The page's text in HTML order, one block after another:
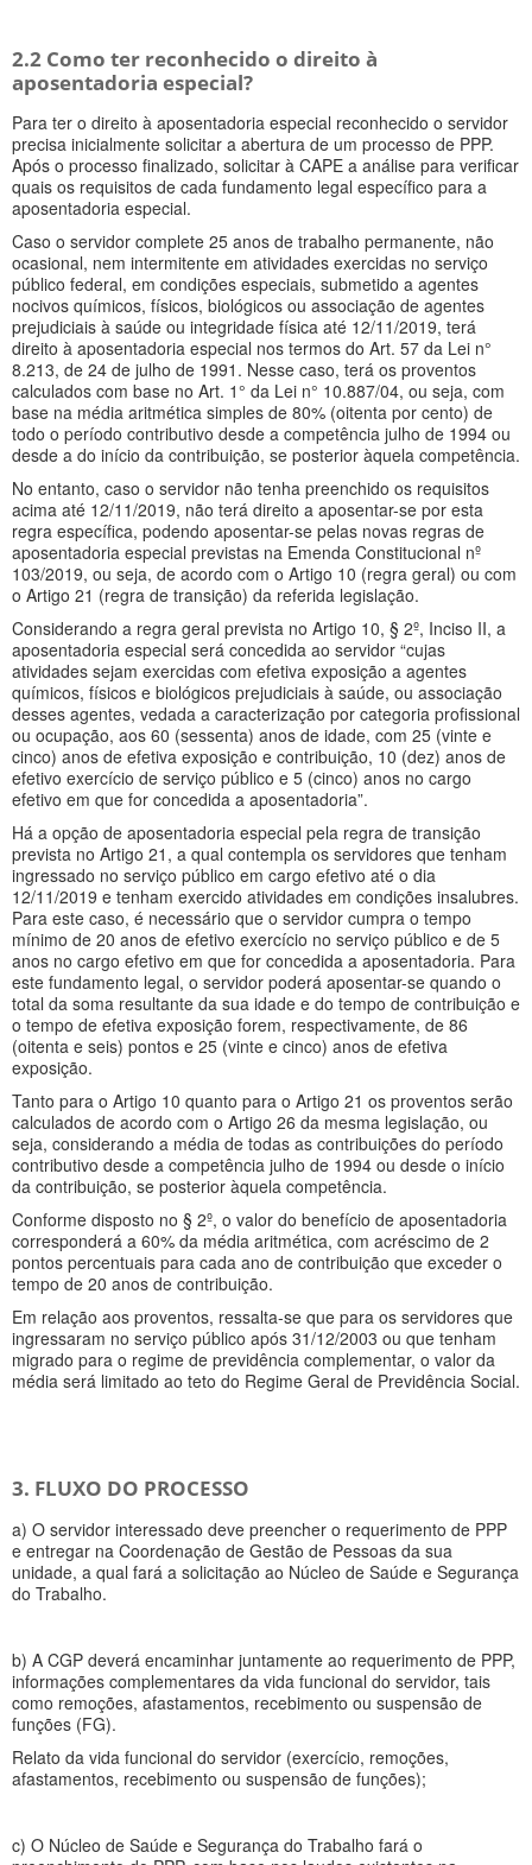
2.2 Como ter reconhecido o direito à
aposentadoria especial?
Para ter o direito à aposentadoria especial reconhecido o servidor
precisa inicialmente solicitar a abertura de um processo de PPP.
Após o processo finalizado, solicitar à CAPE a análise para verificar
quais os requisitos de cada fundamento legal específico para a
aposentadoria especial.
Caso o servidor complete 25 anos de trabalho permanente, não
ocasional, nem intermitente em atividades exercidas no serviço
público federal, em condições especiais, submetido a agentes
nocivos químicos, físicos, biológicos ou associação de agentes
prejudiciais à saúde ou integridade física até 12/11/2019, terá
direito à aposentadoria especial nos termos do Art. 57 da Lei n°
8.213, de 24 de julho de 1991. Nesse caso, terá os proventos
calculados com base no Art. 1° da Lei n° 10.887/04, ou seja, com
base na média aritmética simples de 80% (oitenta por cento) de
todo o período contributivo desde a competência julho de 1994 ou
desde a do início da contribuição, se posterior àquela competência.
No entanto, caso o servidor não tenha preenchido os requisitos
acima até 12/11/2019, não terá direito a aposentar-se por esta
regra específica, podendo aposentar-se pelas novas regras de
aposentadoria especial previstas na Emenda Constitucional nº
103/2019, ou seja, de acordo com o Artigo 10 (regra geral) ou com
o Artigo 21 (regra de transição) da referida legislação.
Considerando a regra geral prevista no Artigo 10, § 2º, Inciso II, a
aposentadoria especial será concedida ao servidor “cujas
atividades sejam exercidas com efetiva exposição a agentes
químicos, físicos e biológicos prejudiciais à saúde, ou associação
desses agentes, vedada a caracterização por categoria profissional
ou ocupação, aos 60 (sessenta) anos de idade, com 25 (vinte e
cinco) anos de efetiva exposição e contribuição, 10 (dez) anos de
efetivo exercício de serviço público e 5 (cinco) anos no cargo
efetivo em que for concedida a aposentadoria”.
Há a opção de aposentadoria especial pela regra de transição
prevista no Artigo 21, a qual contempla os servidores que tenham
ingressado no serviço público em cargo efetivo até o dia
12/11/2019 e tenham exercido atividades em condições insalubres.
Para este caso, é necessário que o servidor cumpra o tempo
mínimo de 20 anos de efetivo exercício no serviço público e de 5
anos no cargo efetivo em que for concedida a aposentadoria. Para
este fundamento legal, o servidor poderá aposentar-se quando o
total da soma resultante da sua idade e do tempo de contribuição e
o tempo de efetiva exposição forem, respectivamente, de 86
(oitenta e seis) pontos e 25 (vinte e cinco) anos de efetiva
exposição.
Tanto para o Artigo 10 quanto para o Artigo 21 os proventos serão
calculados de acordo com o Artigo 26 da mesma legislação, ou
seja, considerando a média de todas as contribuições do período
contributivo desde a competência julho de 1994 ou desde o início
da contribuição, se posterior àquela competência.
Conforme disposto no § 2º, o valor do benefício de aposentadoria
corresponderá a 60% da média aritmética, com acréscimo de 2
pontos percentuais para cada ano de contribuição que exceder o
tempo de 20 anos de contribuição.
Em relação aos proventos, ressalta-se que para os servidores que
ingressaram no serviço público após 31/12/2003 ou que tenham
migrado para o regime de previdência complementar, o valor da
média será limitado ao teto do Regime Geral de Previdência Social.
3. FLUXO DO PROCESSO
a) O servidor interessado deve preencher o requerimento de PPP
e entregar na Coordenação de Gestão de Pessoas da sua
unidade, a qual fará a solicitação ao Núcleo de Saúde e Segurança
do Trabalho.
b) A CGP deverá encaminhar juntamente ao requerimento de PPP,
informações complementares da vida funcional do servidor, tais
como remoções, afastamentos, recebimento ou suspensão de
funções (FG).
Relato da vida funcional do servidor (exercício, remoções,
afastamentos, recebimento ou suspensão de funções);
c) O Núcleo de Saúde e Segurança do Trabalho fará o